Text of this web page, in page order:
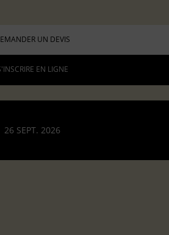
UN DEVIS
EN LIGNE
26 SEPT. 2026